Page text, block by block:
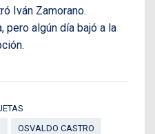
Iván Zamorano.
pero algún día bajó a la
OSVALDO CASTRO